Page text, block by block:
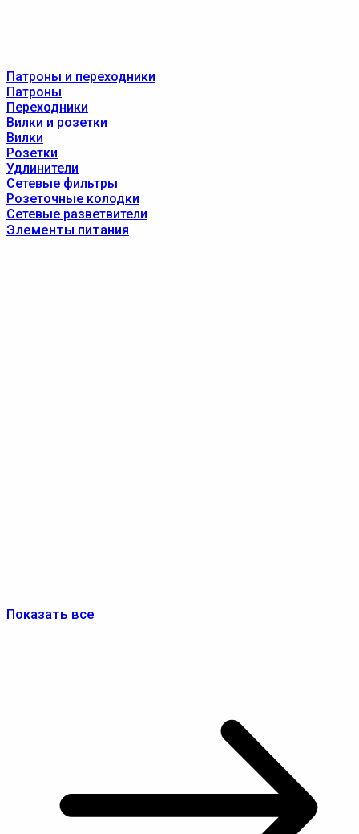
Патроны и переходники
Патроны
Переходники
Вилки и розетки
Вилки
Розетки
Удлинители
Сетевые фильтры
Розеточные колодки
Сетевые разветвители
Элементы питания
Показать все